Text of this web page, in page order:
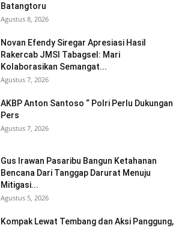
Batangtoru
Agustus 8, 2026
Novan Efendy Siregar Apresiasi Hasil
Rakercab JMSI Tabagsel: Mari
Kolaborasikan Semangat...
Agustus 7, 2026
AKBP Anton Santoso “ Polri Perlu Dukungan
Pers
Agustus 7, 2026
Gus Irawan Pasaribu Bangun Ketahanan
Bencana Dari Tanggap Darurat Menuju
Mitigasi...
Agustus 5, 2026
Kompak Lewat Tembang dan Aksi Panggung,